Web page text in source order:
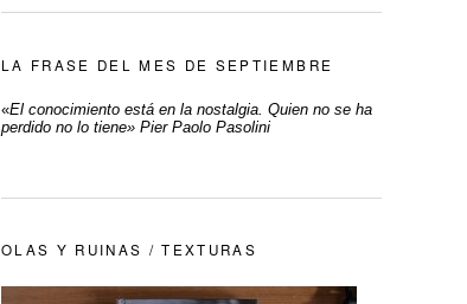
LA FRASE DEL MES DE SEPTIEMBRE
«El conocimiento está en la nostalgia. Quien no se ha
perdido no lo tiene» Pier Paolo Pasolini
OLAS Y RUINAS / TEXTURAS